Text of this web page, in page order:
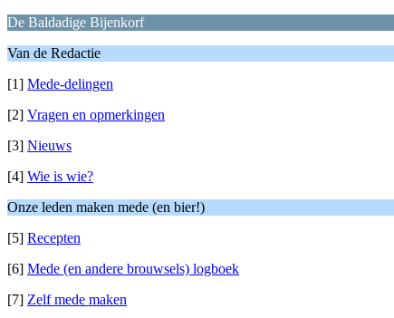
De Baldadige Bijenkorf
Van de Redactie
[1] Mede-delingen
[2] Vragen en opmerkingen
[3] Nieuws
[4] Wie is wie?
Onze leden maken mede (en bier!)
[5] Recepten
[6] Mede (en andere brouwsels) logboek
[7] Zelf mede maken